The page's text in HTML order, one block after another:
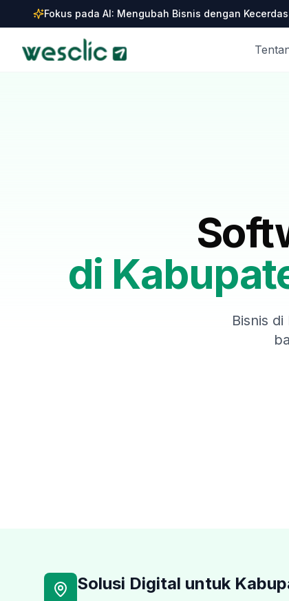
Fokus pada AI: Mengubah Bisnis dengan
di
Bisnis
Solusi Digital untuk